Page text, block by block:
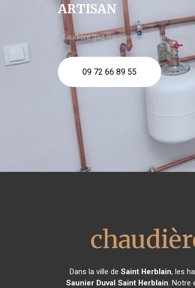
ARTISAN
chaudière gaz Saunier Duval Saint Herblain
09 72 66 89 55
Dans la ville de Saint Herblain, les
Saunier Duval Saint Herblain. Notre